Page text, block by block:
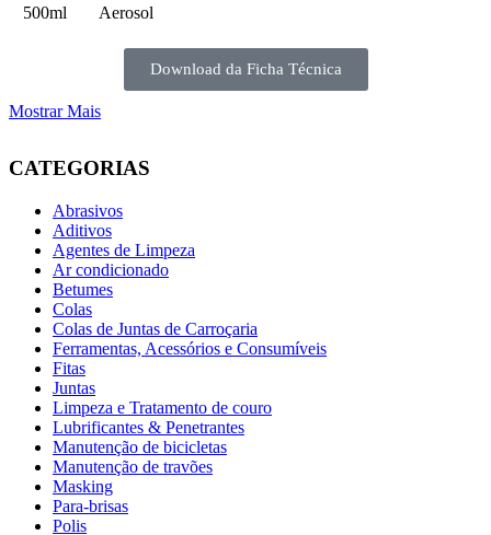
500ml Aerosol
Download da Ficha Técnica
Mostrar Mais
CATEGORIAS
Abrasivos
Aditivos
Agentes de Limpeza
Ar condicionado
Betumes
Colas
Colas de Juntas de Carroçaria
Ferramentas, Acessórios e Consumíveis
Fitas
Juntas
Limpeza e Tratamento de couro
Lubrificantes & Penetrantes
Manutenção de bicicletas
Manutenção de travões
Masking
Para-brisas
Polis